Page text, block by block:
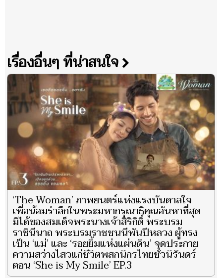
เรื่องอื่นๆ ที่น่าสนใจ
‘The Woman’ ภาพยนตร์แห่งแรงบันดาลใจ
เพื่อน้อมรำลึกในพระมหากรุณาธิคุณอันหาที่สุด
มิได้ของสมเด็จพระนางเจ้าสิริกิติ์ พระบรม
ราชินีนาถ พระบรมราชชนนีพันปีหลวง ผู้ทรง
เป็น ‘แม่’ และ ‘รอยยิ้มแห่งแผ่นดิน’ จุดประกาย
ความสว่างไสวแก่ชีวิตพสกนิกรไทยชั่วนิรันดร์
ตอน ‘She is My Smile’ EP.3